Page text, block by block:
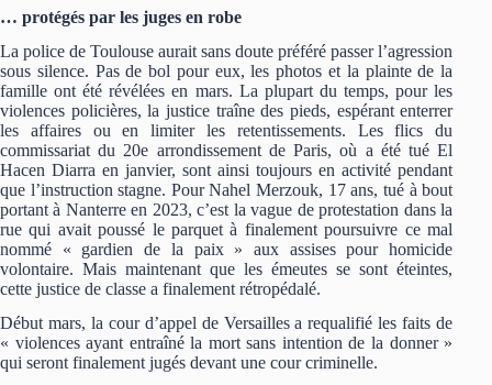
… protégés par les juges en robe
La police de Toulouse aurait sans doute préféré passer l’agression
sous silence. Pas de bol pour eux, les photos et la plainte de la
famille ont été révélées en mars. La plupart du temps, pour les
violences policières, la justice traîne des pieds, espérant enterrer
les affaires ou en limiter les retentissements. Les flics du
commissariat du 20e arrondissement de Paris, où a été tué El
Hacen Diarra en janvier, sont ainsi toujours en activité pendant
que l’instruction stagne. Pour Nahel Merzouk, 17 ans, tué à bout
portant à Nanterre en 2023, c’est la vague de protestation dans la
rue qui avait poussé le parquet à finalement poursuivre ce mal
nommé « gardien de la paix » aux assises pour homicide
volontaire. Mais maintenant que les émeutes se sont éteintes,
cette justice de classe a finalement rétropédalé.
Début mars, la cour d’appel de Versailles a requalifié les faits de
« violences ayant entraîné la mort sans intention de la donner »
qui seront finalement jugés devant une cour criminelle.